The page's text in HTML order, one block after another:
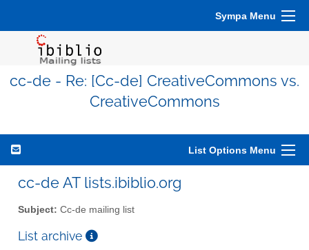
Sympa Menu
cc-de - Re: [Cc-de] CreativeCommons vs.
CreativeCommons
List Options Menu
cc-de AT lists.ibiblio.org
Subject: Cc-de mailing list
List archive